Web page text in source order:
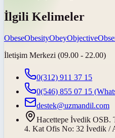
İlgili Kelimeler
ObeseObesityObeyObjective
İletişim Merkezi (09.00 - 22.00)
0(312) 911 37 15
0(546) 855 07 15
destek@uzmandil.com
Hacettepe İvedik OSB.
4. Kat Ofis No: 32 İvedik /